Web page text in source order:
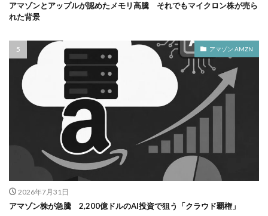
アマゾンとアップルが認めたメモリ高騰 それでもマイクロン株が売ら
れた背景
アマゾン AMZN
2026年7月31日
アマゾン株が急騰 2,200億ドルのAI投資で狙う「クラウド覇権」